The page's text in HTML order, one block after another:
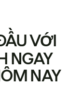
VỚI
NGAY
NAY